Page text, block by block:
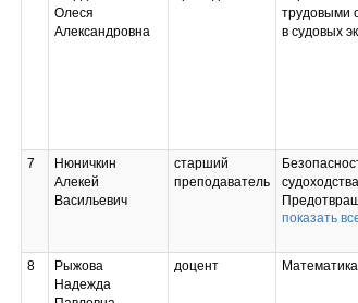
Олеся
Александровна
трудовыми
в судовых
7
Нюничкин
Алекей
Васильевич
старший
преподаватель
(в
показать
8
Рыжова
Надежда
доцент Математика